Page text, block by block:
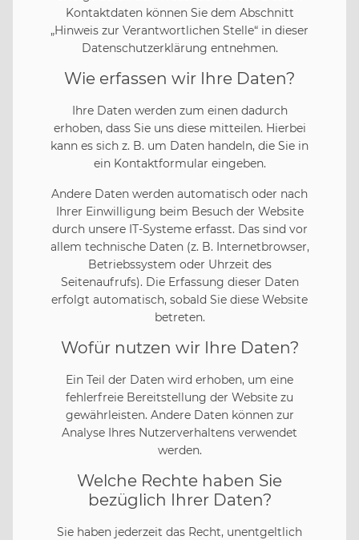
Kontaktdaten können Sie dem Abschnitt
„Hinweis zur Verantwortlichen Stelle“ in dieser
Datenschutzerklärung entnehmen.
Wie erfassen wir Ihre Daten?
Ihre Daten werden zum einen dadurch
erhoben, dass Sie uns diese mitteilen. Hierbei
kann es sich z. B. um Daten handeln, die Sie in
ein Kontaktformular eingeben.
Andere Daten werden automatisch oder nach
Ihrer Einwilligung beim Besuch der Website
durch unsere IT-Systeme erfasst. Das sind vor
allem technische Daten (z. B. Internetbrowser,
Betriebssystem oder Uhrzeit des
Seitenaufrufs). Die Erfassung dieser Daten
erfolgt automatisch, sobald Sie diese Website
betreten.
Wofür nutzen wir Ihre Daten?
Ein Teil der Daten wird erhoben, um eine
fehlerfreie Bereitstellung der Website zu
gewährleisten. Andere Daten können zur
Analyse Ihres Nutzerverhaltens verwendet
werden.
Welche Rechte haben Sie
bezüglich Ihrer Daten?
Sie haben jederzeit das Recht, unentgeltlich